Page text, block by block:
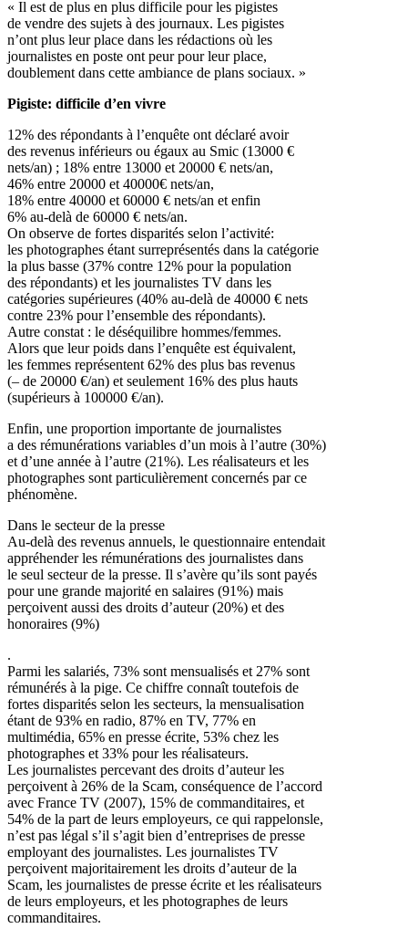
« Il est de plus en plus difficile pour les pigistes
de vendre des sujets à des journaux. Les pigistes
n’ont plus leur place dans les rédactions où les
journalistes en poste ont peur pour leur place,
doublement dans cette ambiance de plans sociaux. »
Pigiste: difficile d’en vivre
12% des répondants à l’enquête ont déclaré avoir
des revenus inférieurs ou égaux au Smic (13000 €
nets/an) ; 18% entre 13000 et 20000 € nets/an,
46% entre 20000 et 40000€ nets/an,
18% entre 40000 et 60000 € nets/an et enfin
6% au-delà de 60000 € nets/an.
On observe de fortes disparités selon l’activité:
les photographes étant surreprésentés dans la catégorie
la plus basse (37% contre 12% pour la population
des répondants) et les journalistes TV dans les
catégories supérieures (40% au-delà de 40000 € nets
contre 23% pour l’ensemble des répondants).
Autre constat : le déséquilibre hommes/femmes.
Alors que leur poids dans l’enquête est équivalent,
les femmes représentent 62% des plus bas revenus
(– de 20000 €/an) et seulement 16% des plus hauts
(supérieurs à 100000 €/an).
Enfin, une proportion importante de journalistes
a des rémunérations variables d’un mois à l’autre (30%)
et d’une année à l’autre (21%). Les réalisateurs et les
photographes sont particulièrement concernés par ce
phénomène.
Dans le secteur de la presse
Au-delà des revenus annuels, le questionnaire entendait
appréhender les rémunérations des journalistes dans
le seul secteur de la presse. Il s’avère qu’ils sont payés
pour une grande majorité en salaires (91%) mais
perçoivent aussi des droits d’auteur (20%) et des
honoraires (9%)
.
Parmi les salariés, 73% sont mensualisés et 27% sont
rémunérés à la pige. Ce chiffre connaît toutefois de
fortes disparités selon les secteurs, la mensualisation
étant de 93% en radio, 87% en TV, 77% en
multimédia, 65% en presse écrite, 53% chez les
photographes et 33% pour les réalisateurs.
Les journalistes percevant des droits d’auteur les
perçoivent à 26% de la Scam, conséquence de l’accord
avec France TV (2007), 15% de commanditaires, et
54% de la part de leurs employeurs, ce qui rappelonsle,
n’est pas légal s’il s’agit bien d’entreprises de presse
employant des journalistes. Les journalistes TV
perçoivent majoritairement les droits d’auteur de la
Scam, les journalistes de presse écrite et les réalisateurs
de leurs employeurs, et les photographes de leurs
commanditaires.